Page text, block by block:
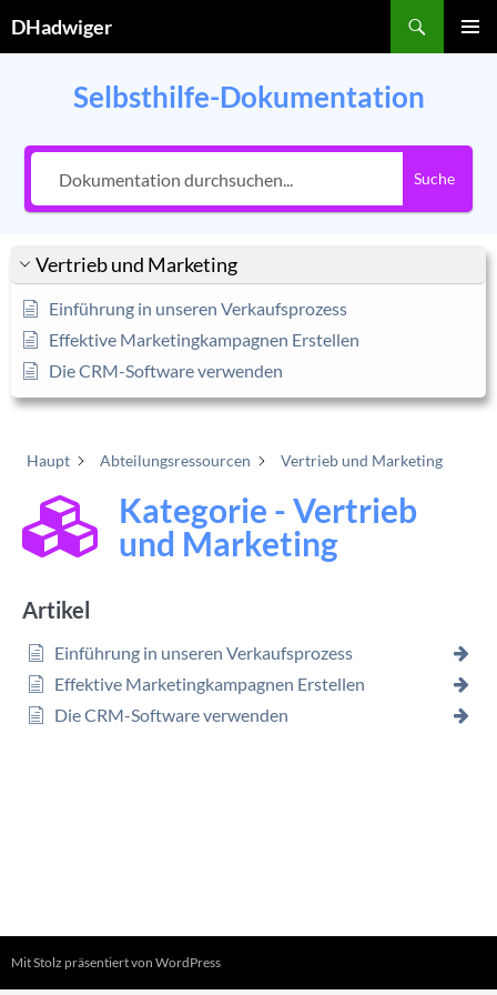
Inhalt
DHadwiger
Selbsthilfe-Dokumentation
Suche
Vertrieb und Marketing
Einführung in unseren Verkaufsprozess
Effektive Marketingkampagnen Erstellen
Die CRM-Software verwenden
Haupt Abteilungsressourcen Vertrieb und Marketing
Kategorie - Vertrieb
und Marketing
Artikel
Einführung in unseren Verkaufsprozess
Effektive Marketingkampagnen Erstellen
Die CRM-Software verwenden
Mit Stolz präsentiert von WordPress